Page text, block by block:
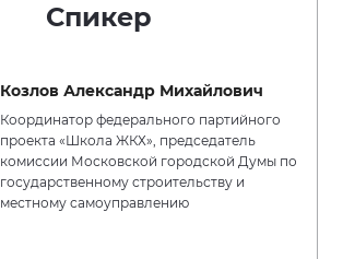
Спикер
Козлов Александр Михайлович
Координатор федерального партийного
проекта «Школа ЖКХ», председатель
комиссии Московской городской Думы по
государственному строительству и
местному самоуправлению